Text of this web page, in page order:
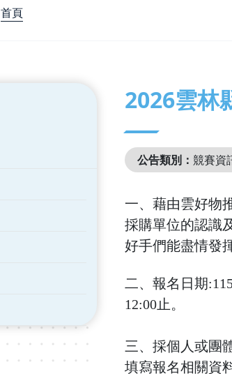
首頁
2026雲林
公告類別： 競賽資
一、藉由雲好物
採購單位的認識
好手們能盡情發
二、報名日期
12:00止。
三、採個人或團
填寫報名相關資